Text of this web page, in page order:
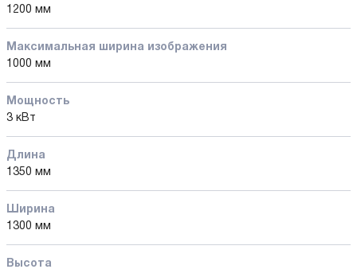
1200 мм
Максимальная ширина изображения
1000 мм
Мощность
3 кВт
Длина
1350 мм
Ширина
1300 мм
Высота